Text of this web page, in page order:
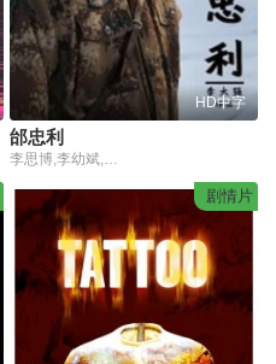
HD中字
邰忠利
李思博,李幼斌,黄晓娟,柏青,宋佳伦,郭旺,姚刚
剧情片